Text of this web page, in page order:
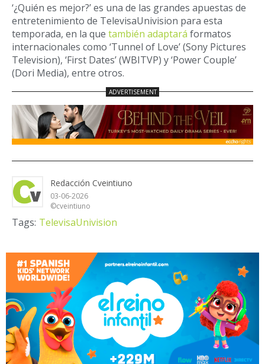
‘¿Quién es mejor?’ es una de las grandes apuestas de
entretenimiento de TelevisaUnivision para esta
temporada, en la que también adaptará formatos
internacionales como ‘Tunnel of Love’ (Sony Pictures
Television), ‘First Dates’ (WBITVP) y ‘Power Couple’
(Dori Media), entre otros.
Redacción Cveintiuno
03-06-2026
©cveintiuno
Tags: TelevisaUnivision